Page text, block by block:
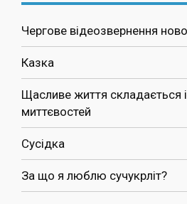
Чергове відеозвернення
Казка
Щасливе життя складається
миттєвостей
Сусідка
За що я люблю сучукрліт?